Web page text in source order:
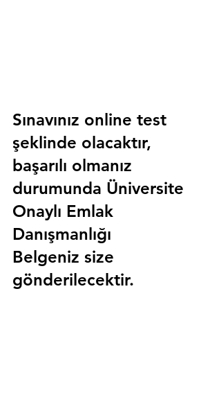
Sınavınız online test
şeklinde olacaktır,
başarılı olmanız
durumunda Üniversite
Onaylı Emlak
Danışmanlığı
Belgeniz size
gönderilecektir.